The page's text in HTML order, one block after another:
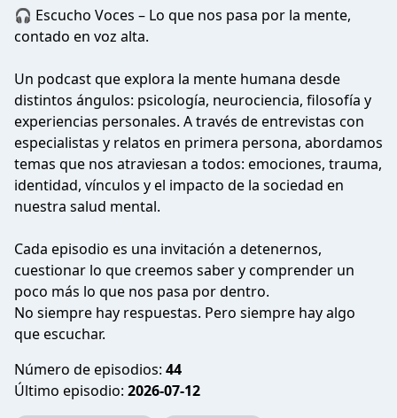
🎧 Escucho Voces – Lo que nos pasa por la mente,
contado en voz alta.
Un podcast que explora la mente humana desde
distintos ángulos: psicología, neurociencia, filosofía y
experiencias personales. A través de entrevistas con
especialistas y relatos en primera persona, abordamos
temas que nos atraviesan a todos: emociones, trauma,
identidad, vínculos y el impacto de la sociedad en
nuestra salud mental.
Cada episodio es una invitación a detenernos,
cuestionar lo que creemos saber y comprender un
poco más lo que nos pasa por dentro.
No siempre hay respuestas. Pero siempre hay algo
que escuchar.
Número de episodios: 44
Último episodio: 2026-07-12